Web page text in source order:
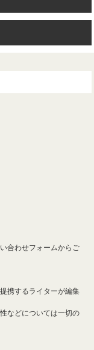
合わせフォームからご
携するライターが編集
などについては一切の